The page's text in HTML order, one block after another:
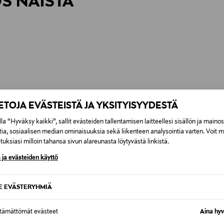
EVÄSTEISTÄ JA YKSITYISYYDESTÄ
“Hyväksy kaikki”, sallit evästeiden tallentamisen laitteellesi sisällön ja
sosiaalisen median ominaisuuksia sekä liikenteen analysointia varten. Voit
milloin tahansa sivun alareunasta löytyvästä linkistä.
ja evästeiden käyttö
EVÄSTERYHMIÄ
evästeet Aina